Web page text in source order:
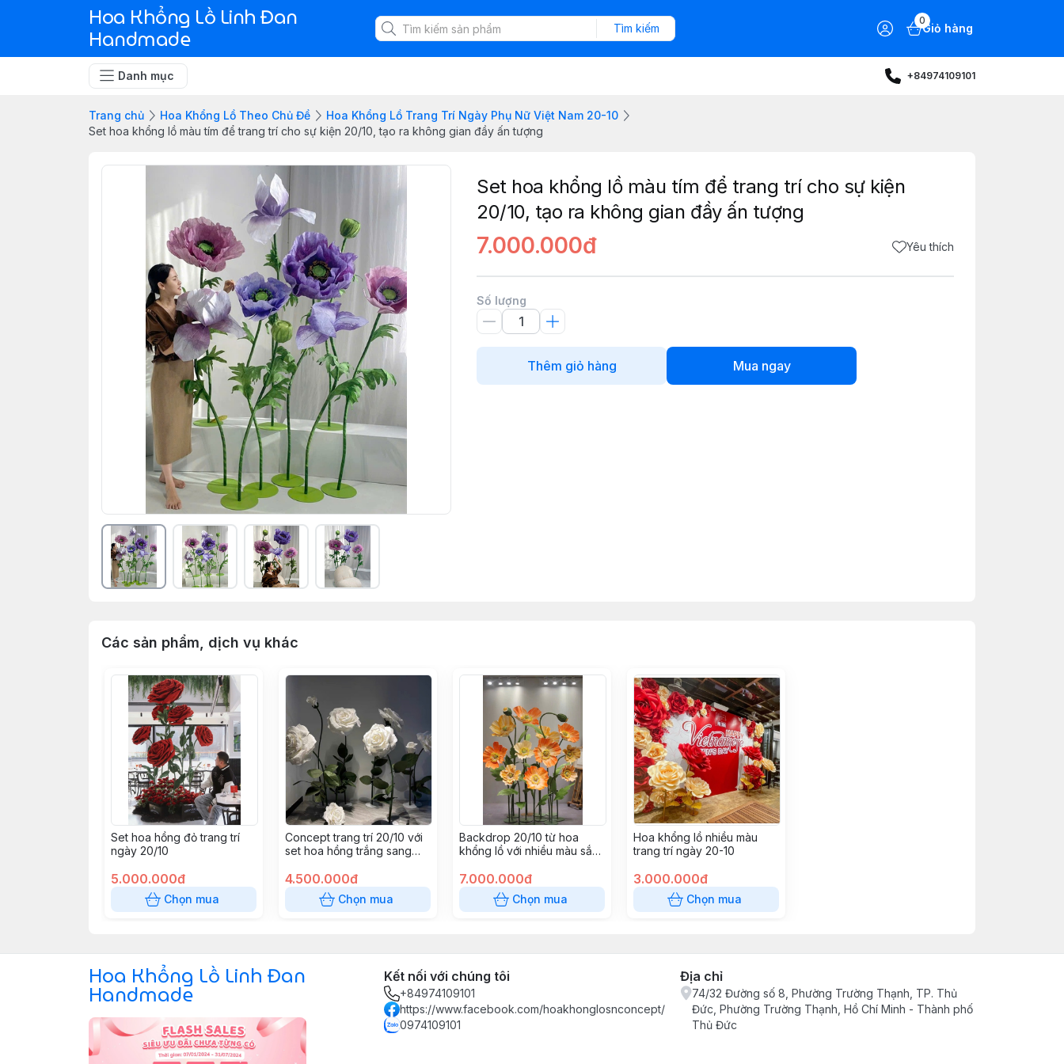
Hoa Khổng Lồ Linh Đan
Handmade Tìm kiếm
0
Giỏ hàng
Danh mục +84974109101
Trang chủ Hoa Khổng Lồ Theo Chủ Đề
Hoa Khổng Lồ Trang Trí Ngày Phụ Nữ Việt Nam 20-10
Set hoa khổng lồ màu tím để trang trí cho sự kiện 20/10, tạo ra không gian đầy ấn tượng
Set hoa khổng lồ màu tím để trang trí cho sự kiện
20/10, tạo ra không gian đầy ấn tượng
7.000.000đ Yêu thích
Số lượng
Thêm giỏ hàng Mua ngay
Các sản phẩm, dịch vụ khác
Set hoa hồng đỏ trang trí
ngày 20/10
5.000.000đ
Chọn mua
Concept trang trí 20/10 với
set hoa hồng trắng sang
4.500.000đ
Chọn mua
Backdrop 20/10 từ hoa
khổng lồ với nhiều màu sắc
vàng, xanh, tím
7.000.000đ
Chọn mua
Hoa khổng lồ nhiều màu
trang trí ngày 20-10
3.000.000đ
Chọn mua
Hoa Khổng Lồ Linh Đan
Handmade
Kết nối với chúng tôi
+84974109101
https://www.facebook.com/hoakhonglosnconcept/
0974109101
Địa chỉ
74/32 Đường số 8, Phường Trường Thạnh, TP. Thủ
Đức, Phường Trường Thạnh, Hồ Chí Minh - Thành phố
Thủ Đức